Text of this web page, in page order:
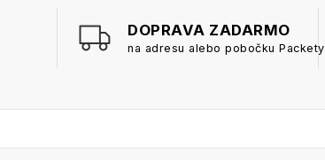
DOPRAVA ZADARMO
na adresu alebo pobočku Packety